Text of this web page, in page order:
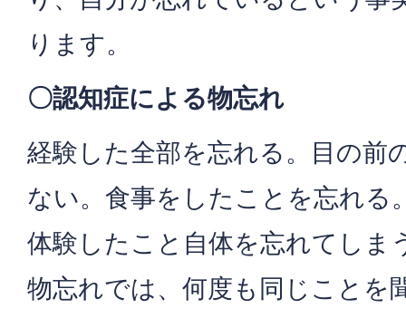
ります。
〇認知症による物忘れ
経験した全部を忘れる。目の前
ない。食事をしたことを忘れる
体験したこと自体を忘れてしま
物忘れでは、何度も同じことを